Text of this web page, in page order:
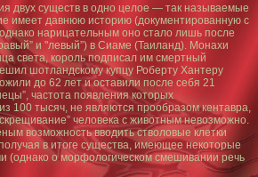
двух существ в одно целое — так называемые
имеет давнюю историю (документированную с
нарицательным оно стало лишь после
и "левый”) в Сиаме (Таиланд). Монахи
света, король подписал им смертный
шотландскому купцу Роберту Хантеру
до 62 лет и оставили после себя 21
частота появления которых
100 тысяч, не являются прообразом кентавра,
человека с животным невозможно.
возможность вводить стволовые клетки
в итоге существа, имеющее некоторые
(однако о морфологическом смешивании речь